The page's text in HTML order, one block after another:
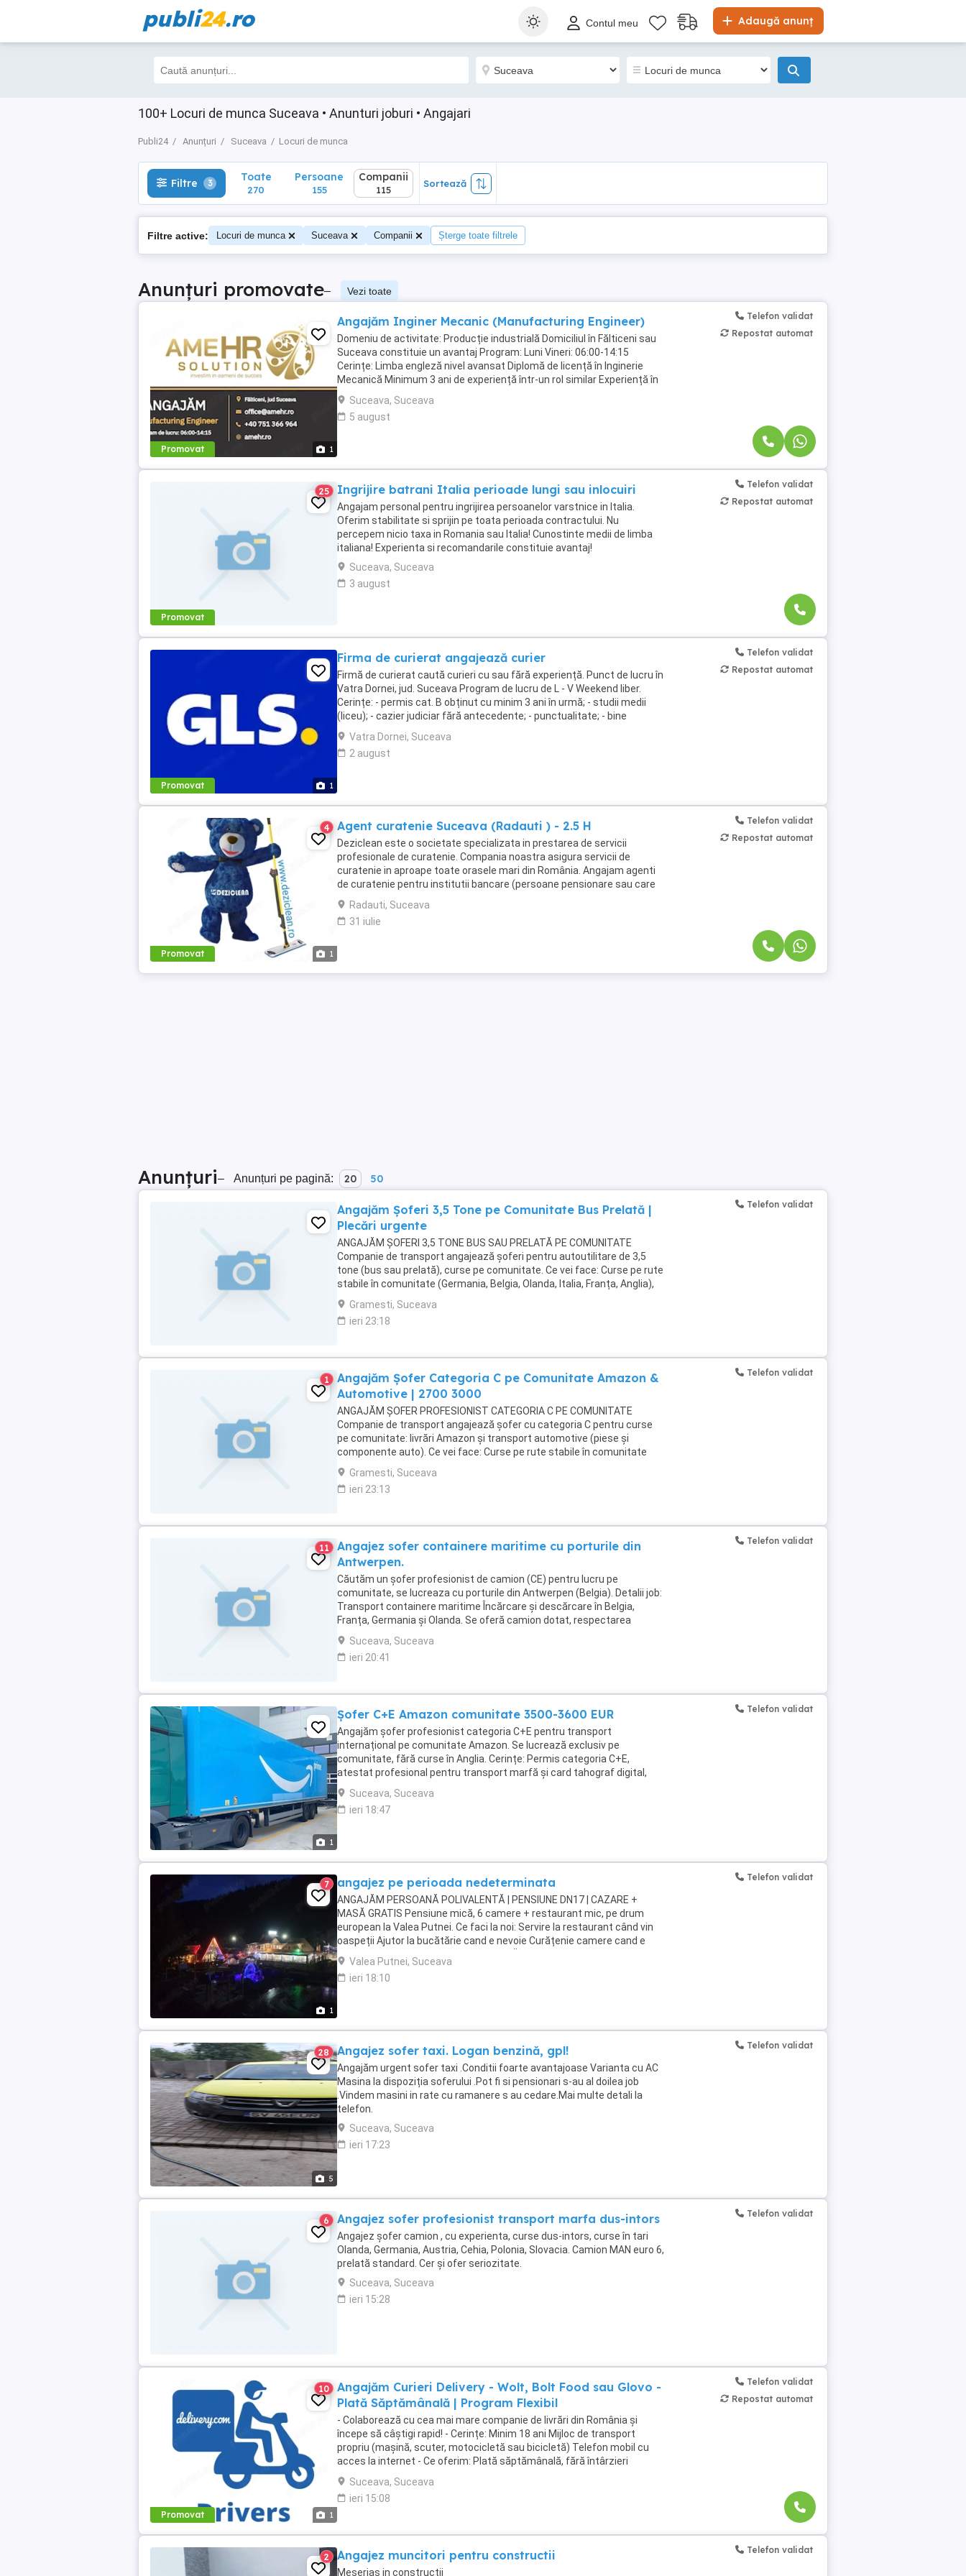
publi24.ro Adaugă anunț
Contul meu
100+ Locuri de munca Suceava • Anunturi joburi • Angajari
Publi24 Anunțuri Suceava Locuri de munca
Filtre 3 Toate
270
Filtre 3 Toate
270
Persoane
155
Companii
115
Sortează
Filtre active: Locuri de munca Suceava Companii Șterge toate filtrele
Anunțuri promovate– Vezi toate
Promovat 1
Angajăm Inginer Mecanic (Manufacturing Engineer)
Domeniu de activitate: Producție industrială Domiciliul în Fălticeni sau
Suceava constituie un avantaj Program: Luni Vineri: 06:00-14:15
Cerințe: Limba engleză nivel avansat Diplomă de licență în Inginerie
Mecanică Minimum 3 ani de experiență într-un rol similar Experiență în
documentație tehnică, ...
Suceava, Suceava
5 august
Telefon validat
Repostat automat
Promovat
25 Ingrijire batrani Italia perioade lungi sau inlocuiri
Angajam personal pentru ingrijirea persoanelor varstnice in Italia.
Oferim stabilitate si sprijin pe toata perioada contractului. Nu
percepem nicio taxa in Romania sau Italia! Cunostinte medii de limba
italiana! Experienta si recomandarile constituie avantaj!
Suceava, Suceava
3 august
Telefon validat
Repostat automat
Promovat 1
Firma de curierat angajează curier
Firmă de curierat caută curieri cu sau fără experiență. Punct de lucru în
Vatra Dornei, jud. Suceava Program de lucru de L - V Weekend liber.
Cerințe: - permis cat. B obținut cu minim 3 ani în urmă; - studii medii
(liceu); - cazier judiciar fără antecedente; - punctualitate; - bine
organizat; - ...
Vatra Dornei, Suceava
2 august
Telefon validat
Repostat automat
Promovat 1
4 Agent curatenie Suceava (Radauti ) - 2.5 H
Deziclean este o societate specializata in prestarea de servicii
profesionale de curatenie. Compania noastra asigura servicii de
curatenie in aproape toate orasele mari din România. Angajam agenti
de curatenie pentru institutii bancare (persoane pensionare sau care
mai lucreaza in alta parte). Program ...
Radauti, Suceava
31 iulie
Telefon validat
Repostat automat
Anunțuri– Anunțuri pe pagină: 20 50
Angajăm Șoferi 3,5 Tone pe Comunitate Bus Prelată |
Plecări urgente
ANGAJĂM ȘOFERI 3,5 TONE BUS SAU PRELATĂ PE COMUNITATE
Companie de transport angajează șoferi pentru autoutilitare de 3,5
tone (bus sau prelată), curse pe comunitate. Ce vei face: Curse pe rute
stabile în comunitate (Germania, Belgia, Olanda, Italia, Franța, Anglia),
transport marfă cu bus prelată. Cerințe: ...
Gramesti, Suceava
ieri 23:18
Telefon validat
1
Angajăm Șofer Categoria C pe Comunitate Amazon &
Automotive | 2700 3000
ANGAJĂM ȘOFER PROFESIONIST CATEGORIA C PE COMUNITATE
Companie de transport angajează șofer cu categoria C pentru curse
pe comunitate: livrări Amazon și transport automotive (piese și
componente auto). Ce vei face: Curse pe rute stabile în comunitate
(Germania, Belgia, Olanda, Franța), livrări Amazon ...
Gramesti, Suceava
ieri 23:13
Telefon validat
11
Angajez sofer containere maritime cu porturile din
Antwerpen.
Căutăm un șofer profesionist de camion (CE) pentru lucru pe
comunitate, se lucreaza cu porturile din Antwerpen (Belgia). Detalii job:
Transport containere maritime Încărcare și descărcare în Belgia,
Franța, Germania și Olanda. Se oferă camion dotat, respectarea
timpilor de condus și pauză. Cerințe: Permis ...
Suceava, Suceava
ieri 20:41
Telefon validat
1
Șofer C+E Amazon comunitate 3500-3600 EUR
Angajăm șofer profesionist categoria C+E pentru transport
internațional pe comunitate Amazon. Se lucrează exclusiv pe
comunitate, fără curse în Anglia. Cerințe: Permis categoria C+E,
atestat profesional pentru transport marfă și card tahograf digital,
experiență obligatorie în transport internațional, ...
Suceava, Suceava
ieri 18:47
Telefon validat
1
7 angajez pe perioada nedeterminata
ANGAJĂM PERSOANĂ POLIVALENTĂ | PENSIUNE DN17 | CAZARE +
MASĂ GRATIS Pensiune mică, 6 camere + restaurant mic, pe drum
european la Valea Putnei. Ce faci la noi: Servire la restaurant când vin
oaspeții Ajutor la bucătărie cand e nevoie Curățenie camere cand e
nevoie Ce îți dăm noi: Cazare GRATUITĂ ...
Valea Putnei, Suceava
ieri 18:10
Telefon validat
5
28 Angajez sofer taxi. Logan benzină, gpl!
Angajăm urgent sofer taxi .Conditii foarte avantajoase Varianta cu AC
Masina la dispoziția soferului .Pot fi si pensionari s-au al doilea job
.Vindem masini in rate cu ramanere s au cedare.Mai multe detali la
telefon.
Suceava, Suceava
ieri 17:23
Telefon validat
6 Angajez sofer profesionist transport marfa dus-intors
Angajez șofer camion , cu experienta, curse dus-intors, curse în tari
Olanda, Germania, Austria, Cehia, Polonia, Slovacia. Camion MAN euro 6,
prelată standard. Cer și ofer seriozitate.
Suceava, Suceava
ieri 15:28
Telefon validat
Promovat 1
10
Angajăm Curieri Delivery - Wolt, Bolt Food sau Glovo -
Plată Săptămânală | Program Flexibil
- Colaborează cu cea mai mare companie de livrări din România și
începe să câștigi rapid! - Cerințe: Minim 18 ani Mijloc de transport
propriu (mașină, scuter, motocicletă sau bicicletă) Telefon mobil cu
acces la internet - Ce oferim: Plată săptămânală, fără întârzieri
Bonusuri atractive ...
Suceava, Suceava
ieri 15:08
Telefon validat
Repostat automat
2 Angajez muncitori pentru constructii
Meserias in constructii
Telefon validat